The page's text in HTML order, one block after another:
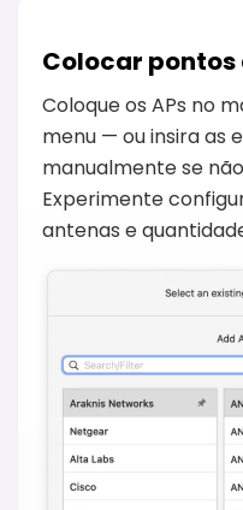
Colocar pontos
Coloque os APs no
menu — ou insira as
manualmente se
Experimente
antenas e